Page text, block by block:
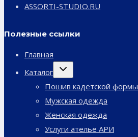
ASSORTI-STUDIO.RU
Полезные ссылки
Главная
Каталог
Переключить
дочернее
Пошив кадетской формы
Мужская одежда
Женская одежда
Услуги ателье АРИ